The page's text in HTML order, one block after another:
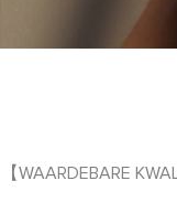
【WAARDEBARE